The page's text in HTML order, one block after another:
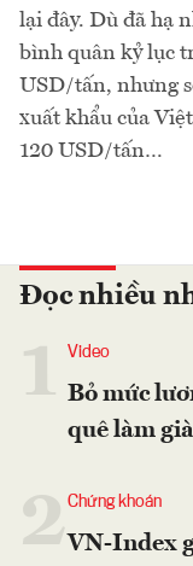
lại đây. Dù đã hạ
bình quân kỷ lục
USD/tấn, nhưng
xuất khẩu của
120 USD/tấn…
Đọc nhiều
Video
Bỏ mức
quê làm
2Chứng khoán
VN-Index